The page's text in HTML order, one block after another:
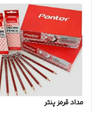
مداد قرمز پنتر